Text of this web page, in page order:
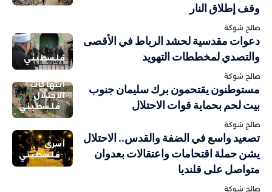
وقف إطلاق النار
صالح شوكة
فلسطيني
دعوات مقدسية لحشد الرباط في الأقصى
والتصدي لمخططات التهويد
صالح شوكة
انتهاكات
الاحتلال
فلسطيني
مستوطنون يقتحمون برك سليمان جنوب
بيت لحم بحماية قوات الاحتلال
صالح شوكة
أسرى
فلسطيني
تصعيد واسع في الضفة والقدس.. الاحتلال
يشن حملة اقتحامات واعتقالات بعدوان
متواصل على قلنديا
صالح شوكة